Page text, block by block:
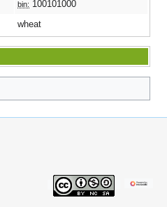
bin: 100101000
wheat